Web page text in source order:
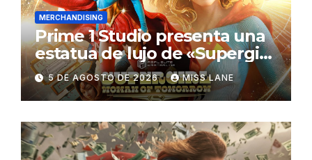
MERCHANDISING
Prime 1 Studio presenta una
estatua de lujo de «Supergirl:
La Mujer del Mañana»
5 DE AGOSTO DE 2026 MISS LANE